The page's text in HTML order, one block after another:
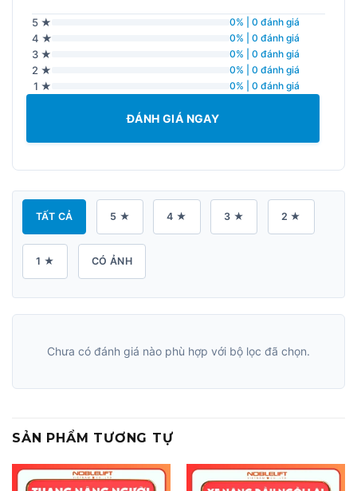
5 ★ 0% | 0 đánh giá
4 ★ 0% | 0 đánh giá
3 ★ 0% | 0 đánh giá
2 ★ 0% | 0 đánh giá
1 ★ 0% | 0 đánh giá
ĐÁNH GIÁ NGAY
TẤT CẢ 5 ★ 4 ★ 3 ★ 2 ★
1 ★ CÓ ẢNH
Chưa có đánh giá nào phù hợp với bộ lọc đã chọn.
SẢN PHẨM TƯƠNG TỰ